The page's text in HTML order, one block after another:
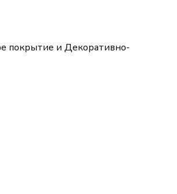
покрытие и Декоративно-